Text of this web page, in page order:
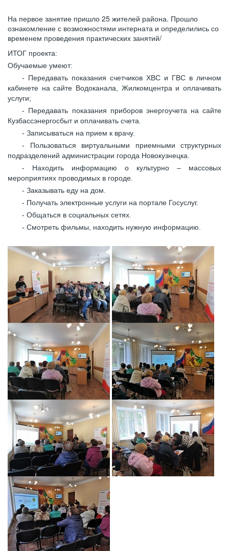
На первое занятие пришло 25 жителей района. Прошло
ознакомление с возможностями интерната и определились со
временем проведения практических занятий/
ИТОГ проекта:
Обучаемые умеют:
- Передавать показания счетчиков ХВС и ГВС в личном
кабинете на сайте Водоканала, Жилкомцентра и оплачивать
услуги;
- Передавать показания приборов энергоучета на сайте
Кузбассэнергосбыт и оплачивать счета.
- Записываться на прием к врачу.
- Пользоваться виртуальными приемными структурных
подразделений администрации города Новокузнецка.
- Находить информацию о культурно – массовых
мероприятиях проводимых в городе.
- Заказывать еду на дом.
- Получать электронные услуги на портале Госуслуг.
- Общаться в социальных сетях.
- Смотреть фильмы, находить нужную информацию.